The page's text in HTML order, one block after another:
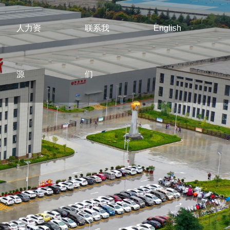
人力资
源
联系我
们
English